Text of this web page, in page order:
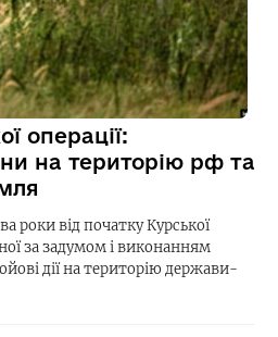
операції:
на територію рф та
роки від початку Курської
за задумом і виконанням
дії на територію держави-